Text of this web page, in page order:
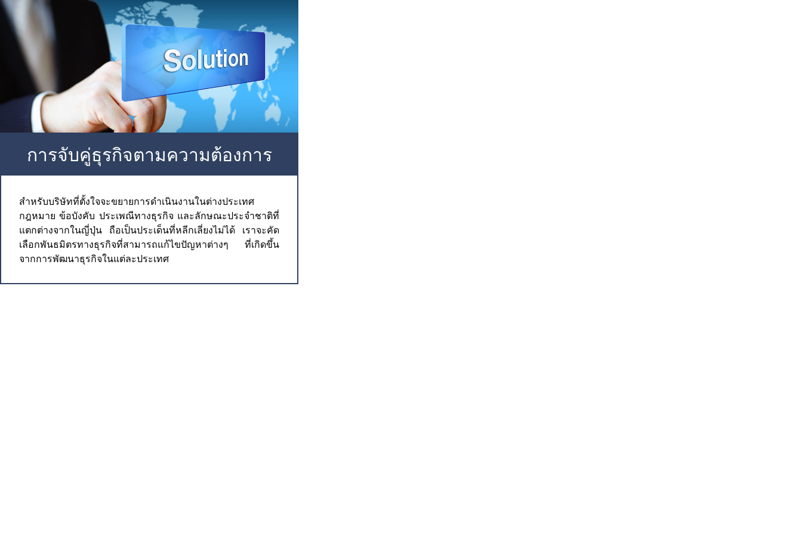
การจับคู่ธุรกิจตามความต้องการ
สำหรับบริษัทที่ตั้งใจจะขยายการดำเนินงานในต่างประเทศ
กฎหมาย ข้อบังคับ ประเพณีทางธุรกิจ และลักษณะประจำชาติที่
แตกต่างจากในญี่ปุ่น ถือเป็นประเด็นที่หลีกเลี่ยงไม่ได้ เราจะคัด
เลือกพันธมิตรทางธุรกิจที่สามารถแก้ไขปัญหาต่างๆ ที่เกิดขึ้น
จากการพัฒนาธุรกิจในแต่ละประเทศ